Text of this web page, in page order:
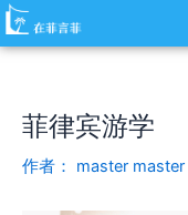
跳
至
菲律宾游学
作者： master master
Post
navigation